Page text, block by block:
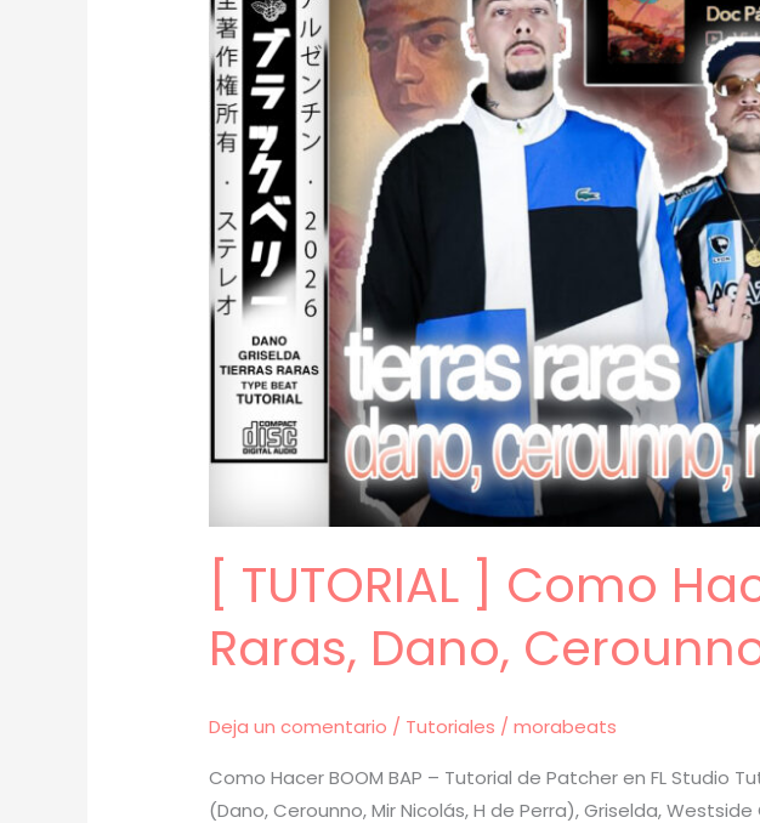
[ TUTORIAL ] Como
Raras, Dano,
Deja un comentario / Tutoriales /morabeats
Como Hacer BOOM BAP – Tutorial de Patcher en FL Studio
(Dano, Cerounno, Mir Nicolás, H de Perra), Griselda,